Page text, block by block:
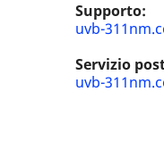
Supporto:
uvb-
Servizio
uvb-